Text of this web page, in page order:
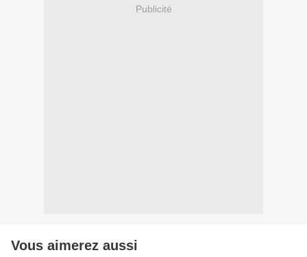
Publicité
Vous aimerez aussi